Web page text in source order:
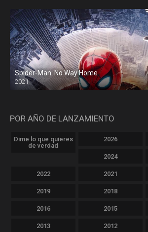
Spider-Man: No Way Home
2021
POR AÑO DE LANZAMIENTO
Dime lo que quieres
de verdad
2026
2024
2022 2021
2019 2018
2016 2015
2013 2012